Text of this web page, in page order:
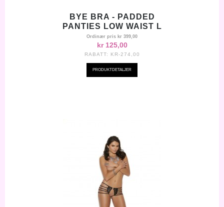
BYE BRA - PADDED
PANTIES LOW WAIST L
Ordinær pris kr 399,00
kr 125,00
RABATT: KR-274,00
PRODUKTDETALJER